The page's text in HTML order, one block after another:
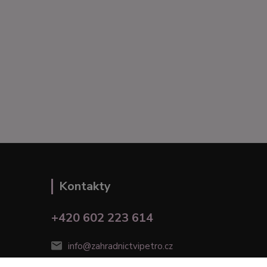
Kontakty
+420 602 223 614
info@zahradnictvipetro.cz